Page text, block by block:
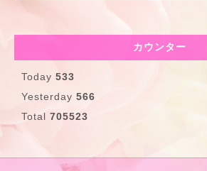
カウンター
Today 533
Yesterday 566
Total 705523